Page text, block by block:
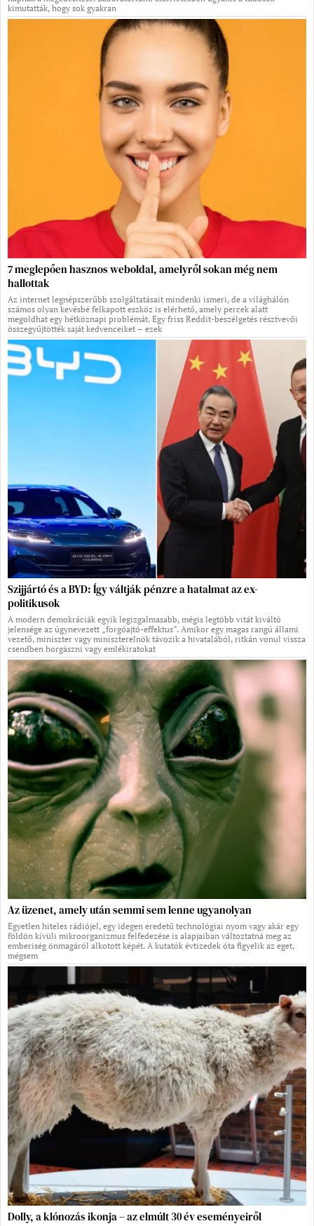
kimutatták, hogy sok gyakran
7 meglepően hasznos weboldal, amelyről sokan még nem
hallottak
Az internet legnépszerűbb szolgáltatásait mindenki ismeri, de a világhálón
számos olyan kevésbé felkapott eszköz is elérhető, amely percek alatt
megoldhat egy hétköznapi problémát. Egy friss Reddit-beszélgetés résztvevői
összegyűjtötték saját kedvenceiket – ezek
Szijjártó és a BYD: Így váltják pénzre a hatalmat az ex-
politikusok
A modern demokráciák egyik legizgalmasabb, mégis legtöbb vitát kiváltó
jelensége az úgynevezett „forgóajtó-effektus”. Amikor egy magas rangú állami
vezető, miniszter vagy miniszterelnök távozik a hivatalából, ritkán vonul vissza
csendben horgászni vagy emlékiratokat
Az üzenet, amely után semmi sem lenne ugyanolyan
Egyetlen hiteles rádiójel, egy idegen eredetű technológiai nyom vagy akár egy
földön kívüli mikroorganizmus felfedezése is alapjaiban változtatná meg az
emberiség önmagáról alkotott képét. A kutatók évtizedek óta figyelik az eget,
mégsem
Dolly, a klónozás ikonja – az elmúlt 30 év eseményeiről